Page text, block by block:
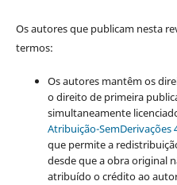
Os autores que publicam nesta
termos:
Os autores mantêm os
o direito de primeira
simultaneamente
Atribuição-SemDerivações
que permite a
desde que a obra original
atribuído o crédito ao